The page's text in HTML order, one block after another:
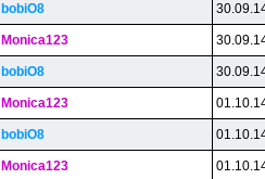
bobiO8
Monica123
bobiO8
Monica123
bobiO8
Monica123